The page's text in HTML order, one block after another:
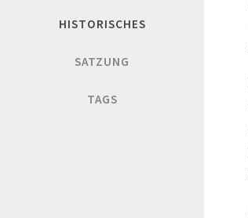
HISTORISCHES
SATZUNG
TAGS